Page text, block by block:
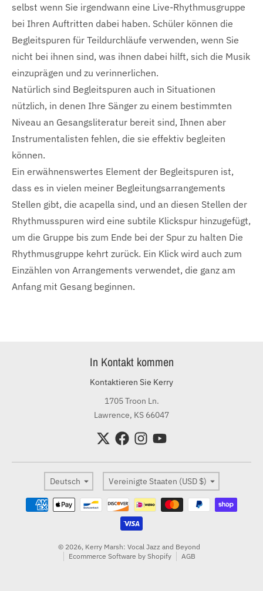
selbst wenn Sie irgendwann eine Live-Rhythmusgruppe
bei Ihren Auftritten dabei haben. Schüler können die
Begleitspuren für Teildurchläufe verwenden, wenn Sie
nicht bei ihnen sind, was ihnen dabei hilft, sich die Musik
einzuprägen und zu verinnerlichen.
Natürlich sind Begleitspuren auch in Situationen
nützlich, in denen Ihre Sänger zu einem bestimmten
Niveau an Gesangsliteratur bereit sind, Ihnen aber
Instrumentalisten fehlen, die sie effektiv begleiten
können.
Ein erwähnenswertes Element der Begleitspuren ist,
dass es in vielen meiner Begleitungsarrangements
Stellen gibt, die acapella sind, und an diesen Stellen der
Rhythmusspuren wird eine subtile Klickspur hinzugefügt,
um die Gruppe bis zum Ende bei der Spur zu halten Die
Rhythmusgruppe kehrt zurück. Ein Klick wird auch zum
Einzählen von Arrangements verwendet, die ganz am
Anfang mit Gesang beginnen.
In Kontakt kommen
Kontaktieren Sie Kerry
1705 Troon Ln.
Lawrence, KS 66047
Sprache
Deutsch Land/Region
Vereinigte Staaten (USD $)
Zahlungsmethoden
© 2026, Kerry Marsh: Vocal Jazz and Beyond
Ecommerce Software by Shopify
AGB